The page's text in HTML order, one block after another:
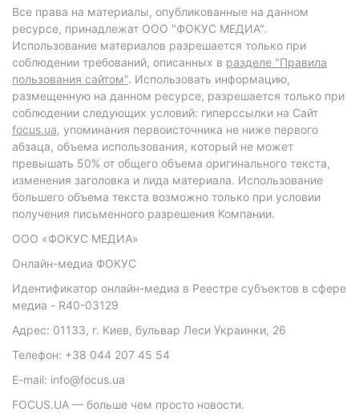
Все права на материалы, опубликованные на данном
ресурсе, принадлежат ООО "ФОКУС МЕДИА".
Использование материалов разрешается только при
соблюдении требований, описанных в разделе "Правила
пользования сайтом". Использовать информацию,
размещенную на данном ресурсе, разрешается только при
соблюдении следующих условий: гиперссылки на Сайт
focus.ua, упоминания первоисточника не ниже первого
абзаца, объема использования, который не может
превышать 50% от общего объема оригинального текста,
изменения заголовка и лида материала. Использование
большего объема текста возможно только при условии
получения письменного разрешения Компании.
ООО «ФОКУС МЕДИА»
Онлайн-медиа ФОКУС
Идентификатор онлайн-медиа в Реестре субъектов в сфере
медиа - R40-03129
Адрес: 01133, г. Киев, бульвар Леси Украинки, 26
Телефон: +38 044 207 45 54
E-mail: info@focus.ua
FOCUS.UA — больше чем просто новости.